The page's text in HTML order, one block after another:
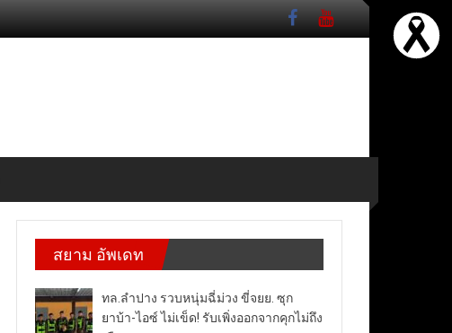
สยาม อัพเดท
ทล.ลำปาง รวบหนุ่มฉี่ม่วง ขี่จยย. ซุก
ยาบ้า-ไอซ์ ไม่เข็ด! รับเพิ่งออกจากคุกไม่ถึง